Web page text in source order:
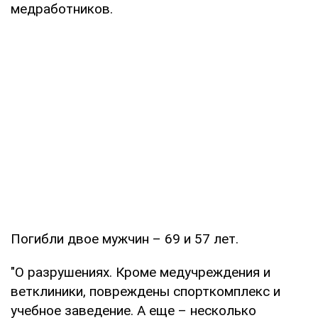
медработников.
Погибли двое мужчин – 69 и 57 лет.
"О разрушениях. Кроме медучреждения и
ветклиники, повреждены спорткомплекс и
учебное заведение. А еще – несколько